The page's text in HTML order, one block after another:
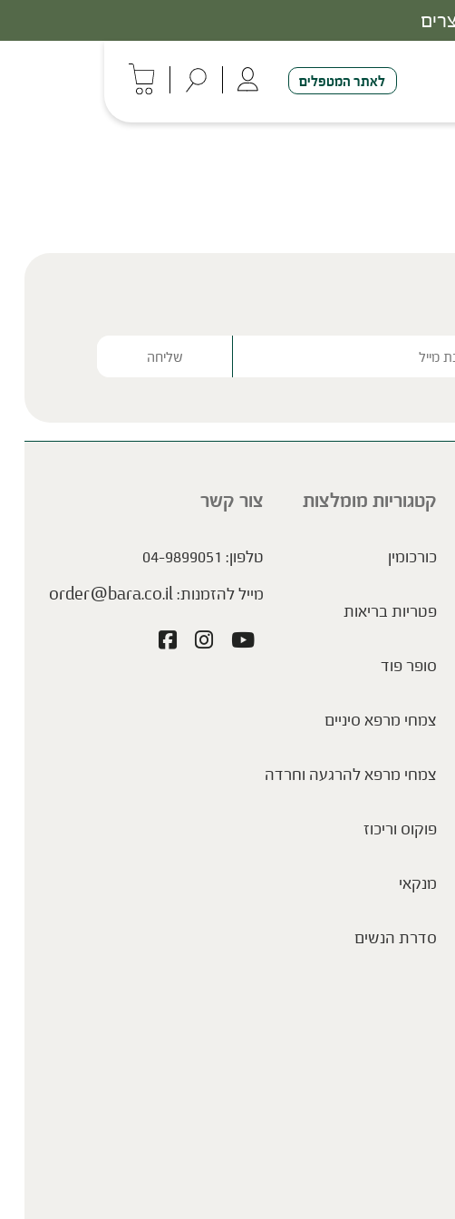
לאתר המטפלים
קטגוריות מומלצות
כורכומין
פטריות בריאות
סופר פוד
צמחי מרפא סיניים
צמחי מרפא להרגעה וחרדה
פוקוס וריכוז
מנקאי
סדרת הנשים
צור קשר
טלפון: 04-9899051
מייל להזמנות:order@bara.co.il